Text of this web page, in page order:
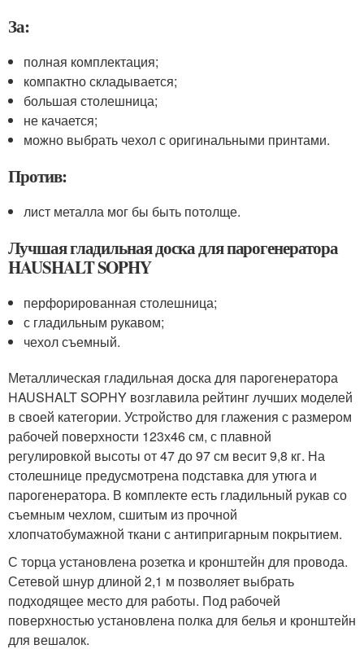
За:
полная комплектация;
компактно складывается;
большая столешница;
не качается;
можно выбрать чехол с оригинальными принтами.
Против:
лист металла мог бы быть потолще.
Лучшая гладильная доска для парогенератора
HAUSHALT SOPHY
перфорированная столешница;
с гладильным рукавом;
чехол съемный.
Металлическая гладильная доска для парогенератора
HAUSHALT SOPHY возглавила рейтинг лучших моделей
в своей категории. Устройство для глажения с размером
рабочей поверхности 123х46 см, с плавной
регулировкой высоты от 47 до 97 см весит 9,8 кг. На
столешнице предусмотрена подставка для утюга и
парогенератора. В комплекте есть гладильный рукав со
съемным чехлом, сшитым из прочной
хлопчатобумажной ткани с антипригарным покрытием.
С торца установлена розетка и кронштейн для провода.
Сетевой шнур длиной 2,1 м позволяет выбрать
подходящее место для работы. Под рабочей
поверхностью установлена полка для белья и кронштейн
для вешалок.